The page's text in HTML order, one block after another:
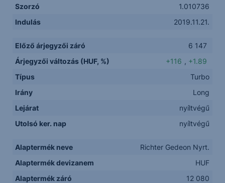
Szorzó
1.010736
Indulás
2019.11.21.
Előző árjegyzői záró
6 147
Árjegyzői változás (HUF, %)
+116 , +1.89
Típus
Turbo
Irány
Long
Lejárat
nyíltvégű
Utolsó ker. nap
nyíltvégű
Alaptermék neve
Richter Gedeon Nyrt.
Alaptermék devizanem
HUF
Alaptermék záró
12 080